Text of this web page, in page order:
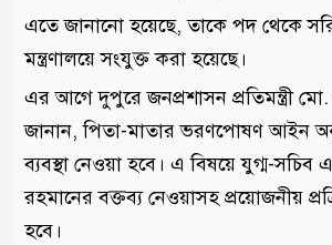
এতে জানানো হয়েছে, তাকে পদ থেকে
মন্ত্রণালয়ে সংযুক্ত করা হয়েছে।
এর আগে দুপুরে জনপ্রশাসন প্রতিমন্ত্রী
জানান, পিতা-মাতার ভরণপোষণ আইন
ব্যবস্থা নেওয়া হবে। এ বিষয়ে যুগ্ম-
রহমানের বক্তব্য নেওয়াসহ প্রয়োজনীয়
হবে।